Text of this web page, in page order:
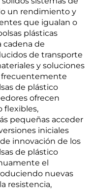
un rendimiento y
que igualan o
plásticas
cadena de
de transporte
y soluciones
de plástico
ofrecen
flexibles,
pequeñas acceder
iniciales
innovación de los
de plástico
el
nuevas
resistencia,